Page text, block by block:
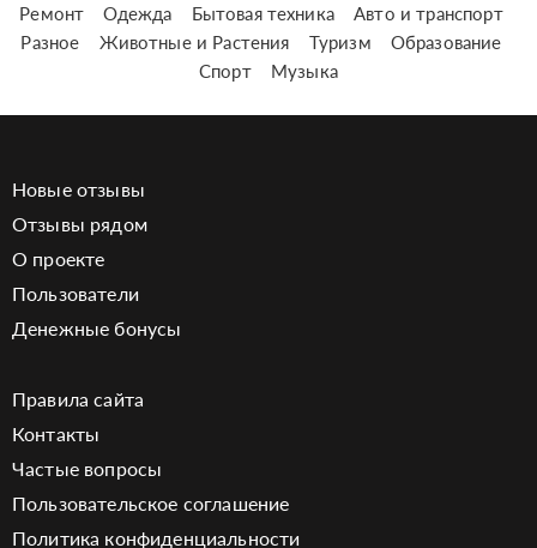
Ремонт
Одежда Бытовая техника
Авто и транспорт
Разное
Животные и Растения Туризм
Образование
Спорт
Музыка
Новые отзывы
Отзывы рядом
О проекте
Пользователи
Денежные бонусы
Правила сайта
Контакты
Частые вопросы
Пользовательское соглашение
Политика конфиденциальности